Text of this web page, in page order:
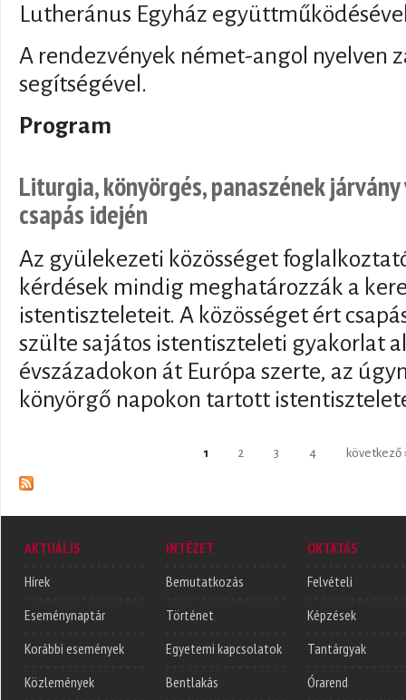
Lutheránus Egyház
A rendezvények német-angol nyelven
segítségével.
Program
Liturgia, könyörgés, panaszének
csapás idején
Az gyülekezeti közösséget
kérdések mindig meghatározzák a
istentiszteleteit. A közösséget ért
szülte sajátos istentiszteleti gyakorlat
évszázadokon át Európa szerte, az
könyörgő napokon tartott
1 2 3 4 következő
AKTUÁLIS
Hírek
Eseménynaptár
Korábbi események
Közlemények
INTÉZET
Bemutatkozás
Történet
Egyetemi kapcsolatok
Bentlakás
OKTATÁS
Felvételi
Képzések
Tantárgyak
Órarend